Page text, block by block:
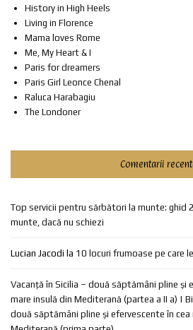
History in High Heels
Living in Florence
Mama loves Rome
Me, My Heart & I
Paris for dreamers
Paris Girl Leonce Chenal
Raluca Harabagiu
The Londoner
Comentarii
Top servicii pentru sărbători la munte: ghid
munte, dacă nu schiezi
Lucian Jacodi la 10 locuri frumoase pe care
Vacanță în Sicilia – două săptămâni pline și
mare insulă din Mediterană (partea a II a) |
două săptămâni pline și efervescente în cea